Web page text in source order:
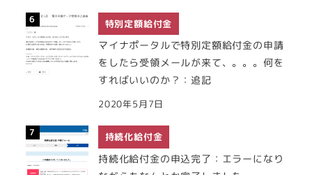
特別定額給付金
マイナポータルで特別定額給付金の申請
をしたら受領メールが来て、。。。何を
すればいいのか？：追記
2020年5月7日
持続化給付金
持続化給付金の申込完了：エラーになり